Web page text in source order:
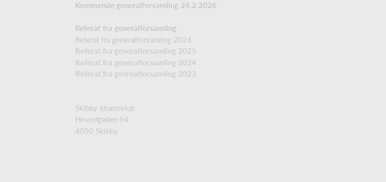
Kommende generalforsamling 24.2.2026
Referat fra generalforsamling
Referat fra generalforsamling 2026
Referat fra generalforsamling 2025
Referat fra generalforsamling 2024
Referat fra genrealforsamling 2023
Skibby Idrætsklub
Hovedgaden 94
4050 Skibby